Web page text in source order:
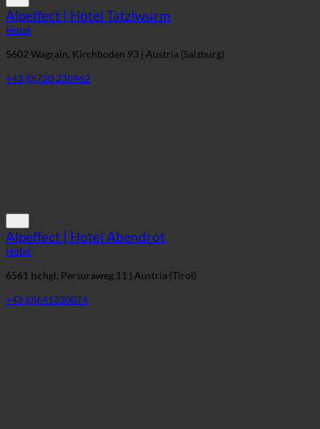
Alpeffect | Hotel Tatzlwurm
Hotel
5602 Wagrain, Kirchboden 93 | Austria (Salzburg)
+43 (0)720 230962
Alpeffect | Hotel Abendrot
Hotel
6561 Ischgl, Persuraweg 11 | Austria (Tirol)
+43 (0)641320074